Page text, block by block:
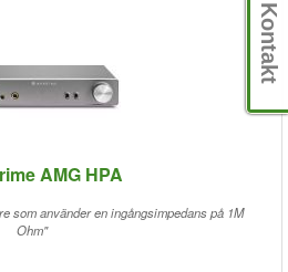
AMG HPA
som använder en ingångsimpedans på 1M
Ohm"
Kontakt